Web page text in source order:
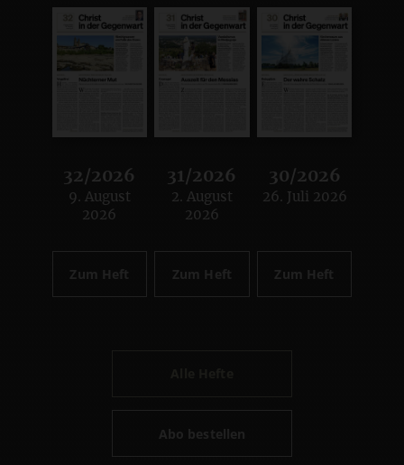
32/2026
:
9. August
2026
Zum Heft
31/2026
:
2. August
2026
Zum Heft
30/2026
:
26. Juli 2026
Zum Heft
Abo bestellen